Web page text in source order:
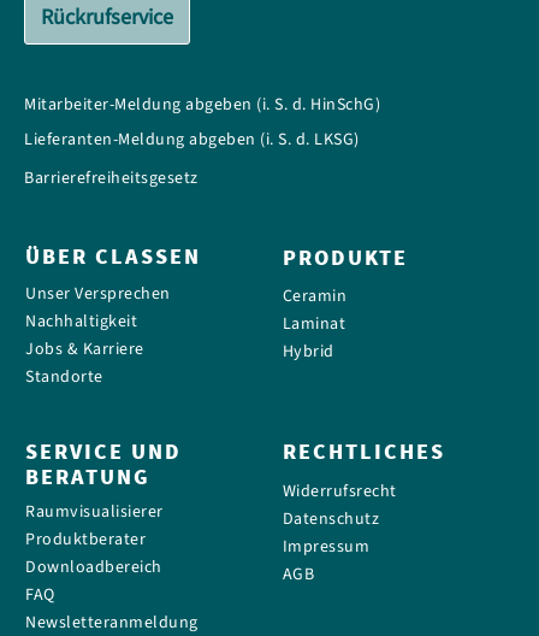
Rückrufservice
Mitarbeiter-Meldung abgeben (i. S. d. HinSchG)
Lieferanten-Meldung abgeben (i. S. d. LKSG)
Barrierefreiheitsgesetz
ÜBER CLASSEN
Unser Versprechen
Nachhaltigkeit
Jobs & Karriere
Standorte
PRODUKTE
Ceramin
Laminat
Hybrid
SERVICE UND
BERATUNG
Raumvisualisierer
Produktberater
Downloadbereich
FAQ
Newsletteranmeldung
RECHTLICHES
Widerrufsrecht
Datenschutz
Impressum
AGB